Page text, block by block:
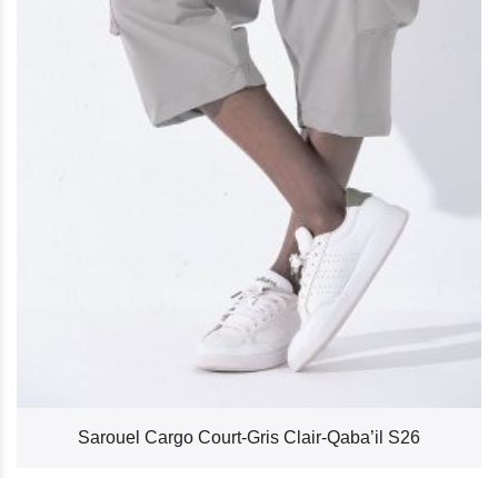
Sarouel Cargo Court-Gris Clair-Qaba’il S26